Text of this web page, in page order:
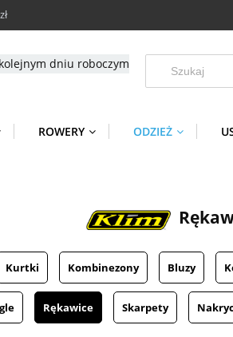
dniu roboczym
ROWERY ODZIEŻ
Kurtki Kombinezony Bluzy
Rękawice Skarpety